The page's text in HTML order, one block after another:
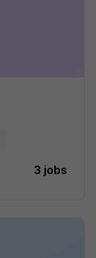
3 jobs